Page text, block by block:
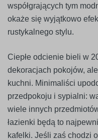
współgrających tym
okaże się wyjątkowo
rustykalnego stylu.
Ciepłe odcienie bieli w
dekoracjach pokojów,
kuchni. Minimaliści
przedpokoju i sypialni:
wiele innych
łazienki będą to
kafelki. Jeśli zaś chodzi